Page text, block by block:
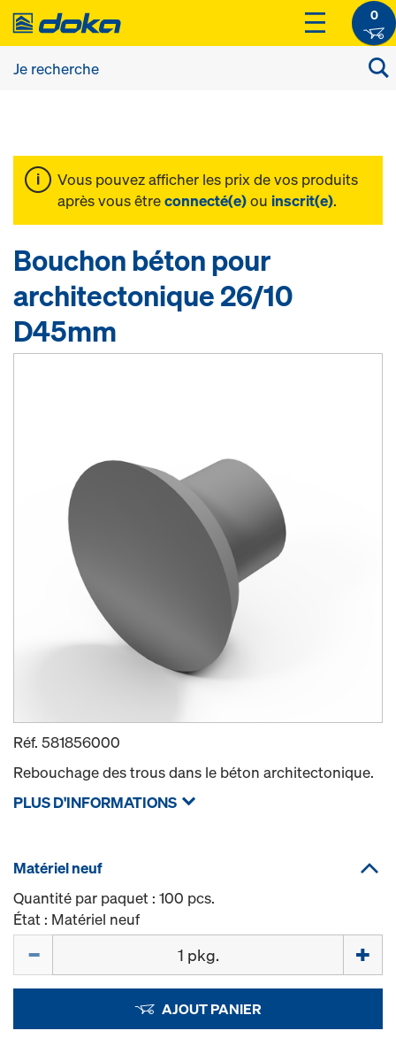
0
Vous pouvez afficher les prix de vos produits
après vous êtreconnecté(e)ou inscrit(e).
Bouchon béton pour
architectonique 26/10
D45mm
Réf. 581856000
Rebouchage des trous dans le béton architectonique.
PLUS D'INFORMATIONS
Matériel neuf
Quantité par paquet : 100 pcs.
État : Matériel neuf
AJOUT PANIER